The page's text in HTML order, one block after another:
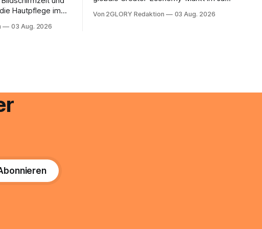
Hautpflege im
morgens eine
03 Aug. 2026
22 Prozent. Was lange als
Von 2GLORY Redaktion 03 Aug. 2026